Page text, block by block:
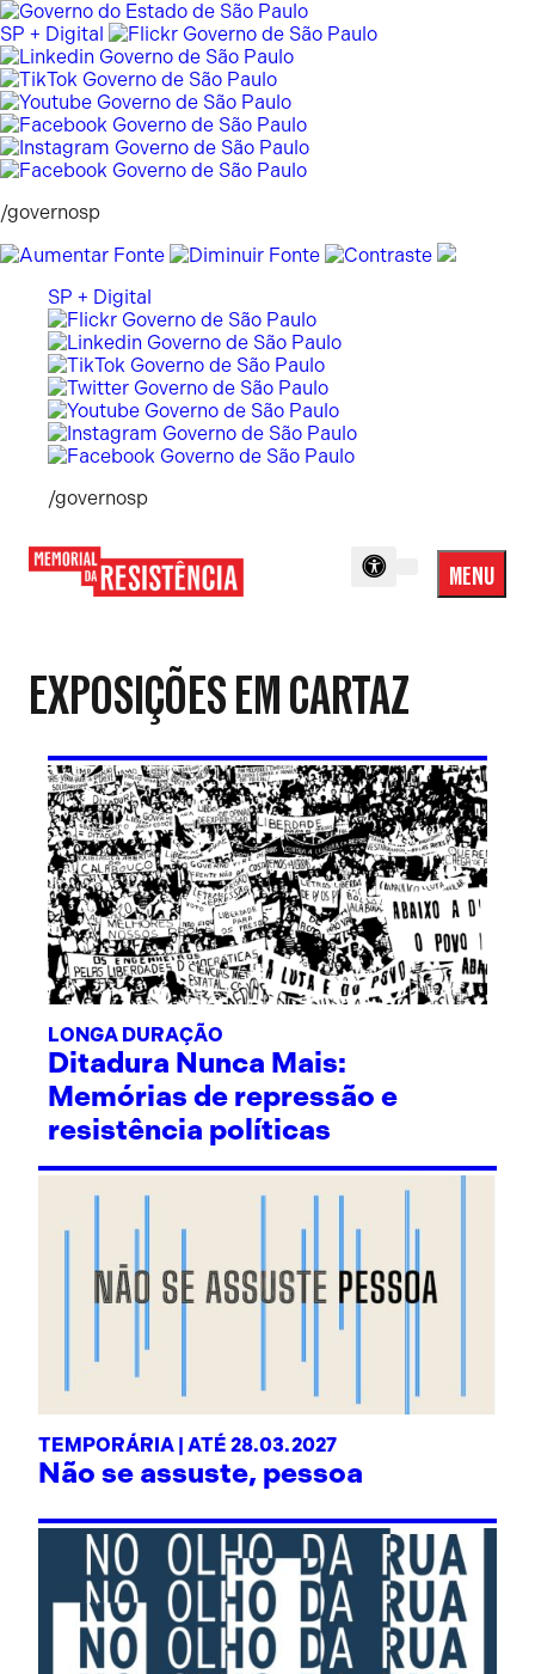
Pular
para
o
conteúdo
SP + Digital
/governosp
SP + Digital
/governosp
MENU
Menu
EXPOSIÇÕES EM CARTAZ
LONGA DURAÇÃO
Ditadura Nunca Mais:
Memórias de repressão e
resistência políticas
TEMPORÁRIA | ATÉ 28.03.2027
Não se assuste, pessoa